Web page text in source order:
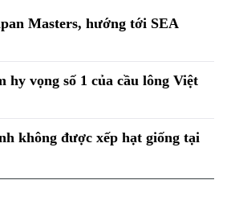
Masters, hướng tới SEA
hy vọng số 1 của cầu lông Việt
không được xếp hạt giống tại